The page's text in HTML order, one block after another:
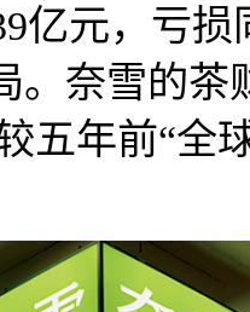
亿元，亏
。奈雪的茶
五年前“全